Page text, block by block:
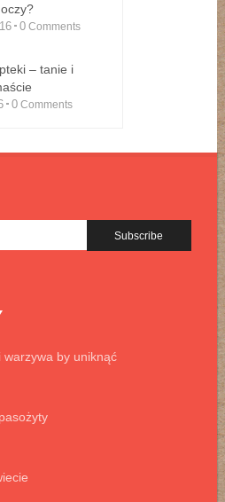
0 Comments
– tanie i
0 Comments
by uniknąć